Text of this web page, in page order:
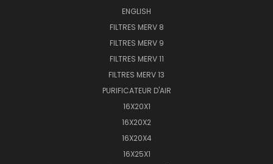
ENGLISH
FILTRES MERV 8
FILTRES MERV 9
FILTRES MERV 11
FILTRES MERV 13
PURIFICATEUR D'AIR
16X20X1
16X20X2
16X20X4
16X25X1